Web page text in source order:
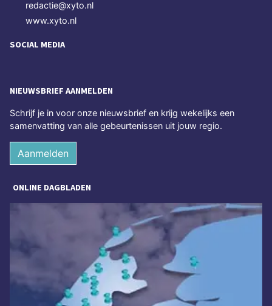
redactie@xyto.nl
www.xyto.nl
SOCIAL MEDIA
NIEUWSBRIEF AANMELDEN
Schrijf je in voor onze nieuwsbrief en krijg wekelijks een
samenvatting van alle gebeurtenissen uit jouw regio.
Aanmelden
ONLINE DAGBLADEN